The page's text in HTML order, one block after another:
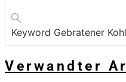
Keyword Gebratener
Verwandter